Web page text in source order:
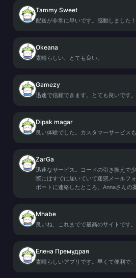
Tammy Sweet
配送が非常に早いです。感動しました
Okeana
素晴らしい、とても良い。
Gamezy
迅速で信頼できます。とても良いです。
Dipak magar
良い体験でした。カスタマーサービス
ZarGa
迅速なサービス。コードの引き換えで
際にはすでに届いていて迷惑メールフ
ポートに連絡したところ、Annaさんの
Mhabe
良いね、これまでで最高のサイトです。
Елена Премудрая
素晴らしいアプリです。早くて便利で